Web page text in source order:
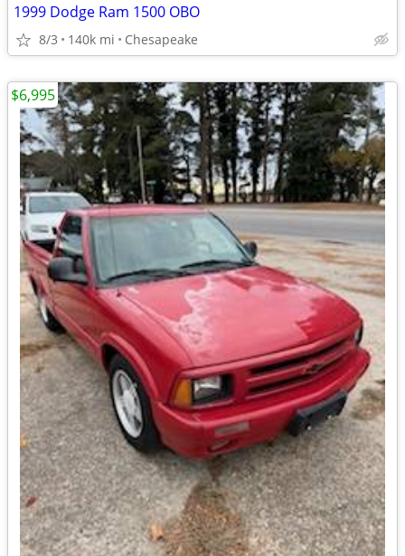
1999 Dodge Ram 1500 OBO
8/3 140k mi Chesapeake
$6,995